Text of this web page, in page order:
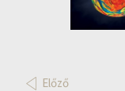
Előző